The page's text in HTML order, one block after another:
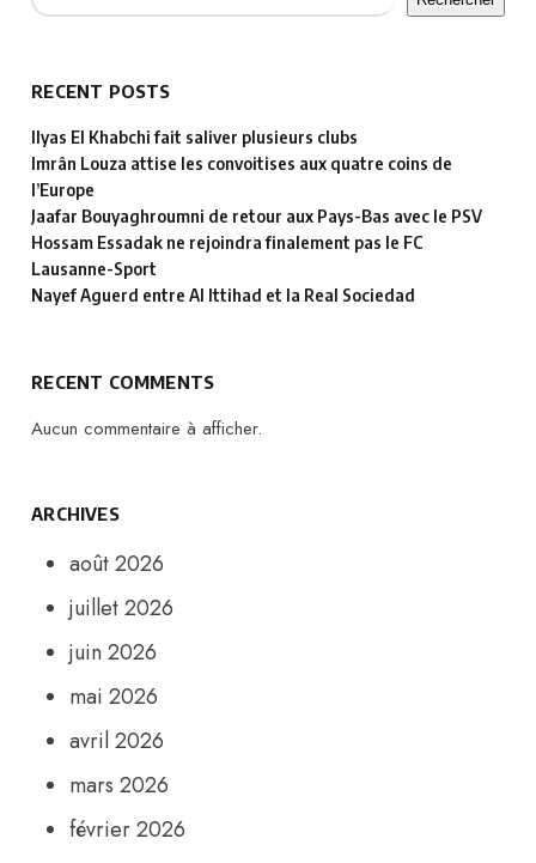
RECENT POSTS
Ilyas El Khabchi fait saliver plusieurs clubs
Imrân Louza attise les convoitises aux quatre coins de
l’Europe
Jaafar Bouyaghroumni de retour aux Pays-Bas avec le PSV
Hossam Essadak ne rejoindra finalement pas le FC
Lausanne-Sport
Nayef Aguerd entre Al Ittihad et la Real Sociedad
RECENT COMMENTS
Aucun commentaire à afficher.
ARCHIVES
août 2026
juillet 2026
juin 2026
mai 2026
avril 2026
mars 2026
février 2026